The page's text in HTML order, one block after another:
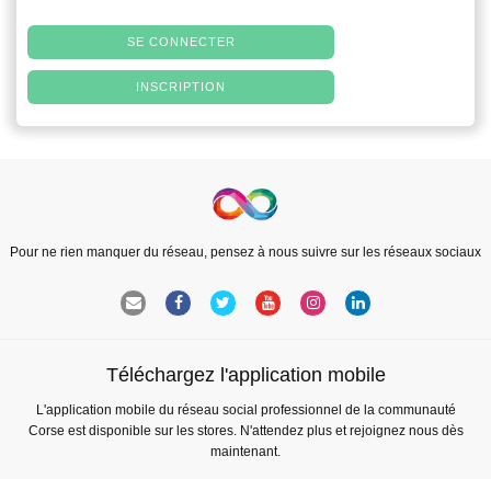
SE CONNECTER
INSCRIPTION
Pour ne rien manquer du réseau, pensez à nous suivre sur les réseaux sociaux
Téléchargez l'application mobile
L'application mobile du réseau social professionnel de la communauté
Corse est disponible sur les stores. N'attendez plus et rejoignez nous dès
maintenant.